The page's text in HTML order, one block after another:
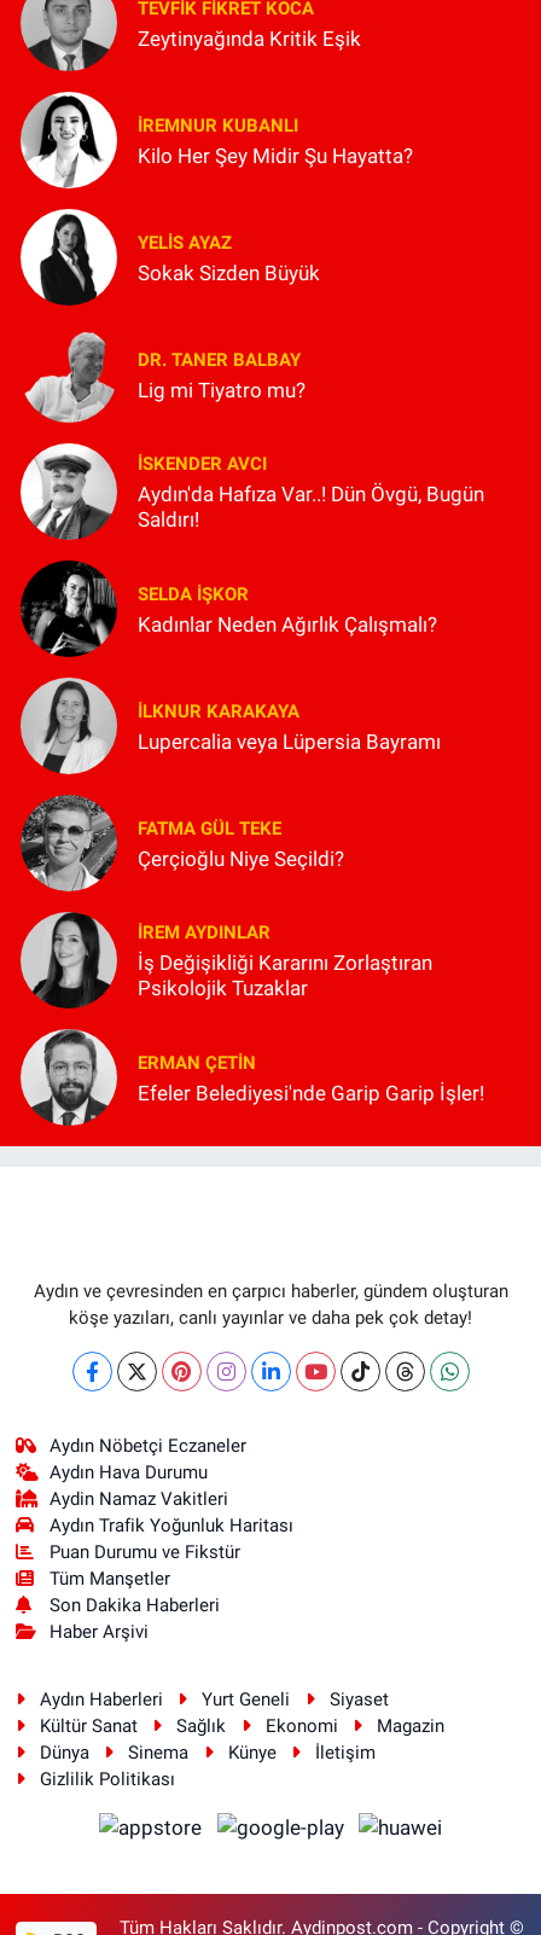
TEVFIK FIKRET KOCA
Zeytinyağında Kritik Eşik
İREMNUR KUBANLI
Kilo Her Şey Midir Şu Hayatta?
YELIS AYAZ
Sokak Sizden Büyük
DR. TANER BALBAY
Lig mi Tiyatro mu?
İSKENDER AVCI
Aydın'da Hafıza Var..! Dün Övgü, Bugün
Saldırı!
SELDA İŞKOR
Kadınlar Neden Ağırlık Çalışmalı?
İLKNUR KARAKAYA
Lupercalia veya Lüpersia Bayramı
FATMA GÜL TEKE
Çerçioğlu Niye Seçildi?
İREM AYDINLAR
İş Değişikliği Kararını Zorlaştıran
Psikolojik Tuzaklar
ERMAN ÇETIN
Efeler Belediyesi'nde Garip Garip İşler!
Aydın ve çevresinden en çarpıcı haberler, gündem oluşturan
köşe yazıları, canlı yayınlar ve daha pek çok detay!
Aydın Nöbetçi Eczaneler
Aydın Hava Durumu
Aydin Namaz Vakitleri
Aydın Trafik Yoğunluk Haritası
Puan Durumu ve Fikstür
Tüm Manşetler
Son Dakika Haberleri
Haber Arşivi
Aydın Haberleri Yurt Geneli
Siyaset
Kültür Sanat
Sağlık Ekonomi
Magazin
Dünya
Sinema Künye
İletişim
Gizlilik Politikası
Tüm Hakları Saklıdır. Aydinpost.com - Copyright ©